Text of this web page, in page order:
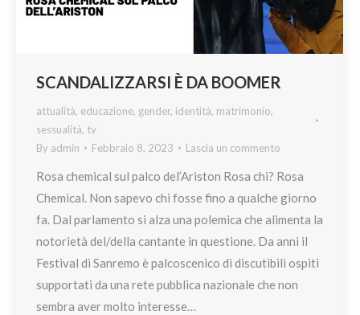
SCANDALIZZARSI È DA BOOMER
attualità, educazione, gender, identità, matrimonio,
sessualità, tv
By admin Febbraio 8, 2023 Lascia un commento
Rosa chemical sul palco del’Ariston Rosa chi? Rosa
Chemical. Non sapevo chi fosse fino a qualche giorno
fa. Dal parlamento si alza una polemica che alimenta la
notorietà del/della cantante in questione. Da anni il
Festival di Sanremo è palcoscenico di discutibili ospiti
supportati da una rete pubblica nazionale che non
sembra aver molto interesse…